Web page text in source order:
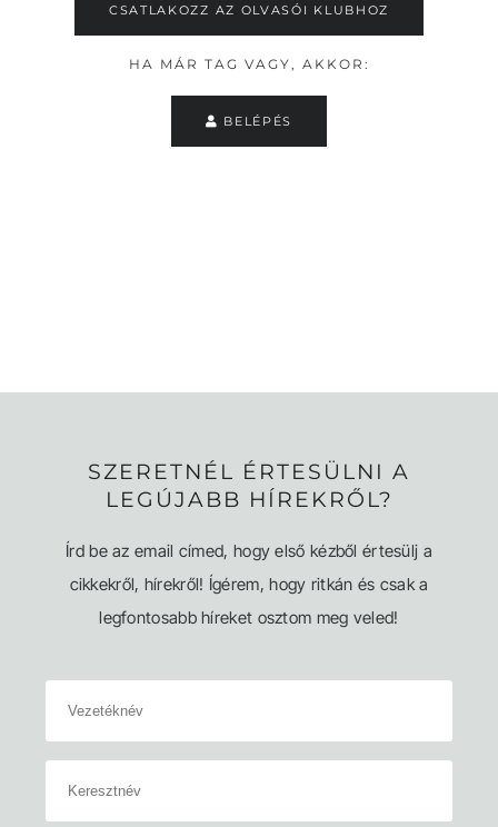
CSATLAKOZZ AZ OLVASÓI KLUBHOZ
HA MÁR TAG VAGY, AKKOR:
BELÉPÉS
SZERETNÉL ÉRTESÜLNI A
LEGÚJABB HÍREKRŐL?
Írd be az email címed, hogy első kézből értesülj a
cikkekről, hírekről! Ígérem, hogy ritkán és csak a
legfontosabb híreket osztom meg veled!